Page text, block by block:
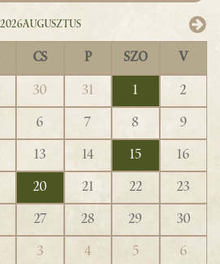
2026Augusztus
CS P SZO V
30 31 1
2
6 7 8
9
13 14 15
16
20 21 22
23
27 28 29
30
3 4 5 6